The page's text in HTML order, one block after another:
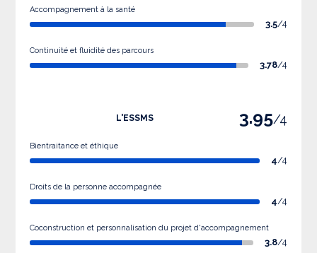
Accompagnement à la santé
3.5/4
Continuité et fluidité des parcours
3.78/4
L'ESSMS 3.95/4
Bientraitance et éthique
4/4
Droits de la personne accompagnée
4/4
Coconstruction et personnalisation du projet d'accompagnement
3.8/4